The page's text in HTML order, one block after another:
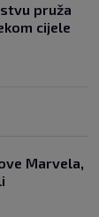
pruža
cijele
Marvela,